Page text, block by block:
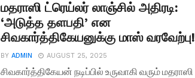
மதராஸி ட்ரெய்லர் லாஞ்சில் அதிரடி:
‘அடுத்த தளபதி’ என
சிவகார்த்திகேயனுக்கு மாஸ் வரவேற்பு!
BYADMIN AUGUST 25, 2025
சிவகார்த்திகேயன் நடிப்பில் உருவாகி வரும் மதராஸி